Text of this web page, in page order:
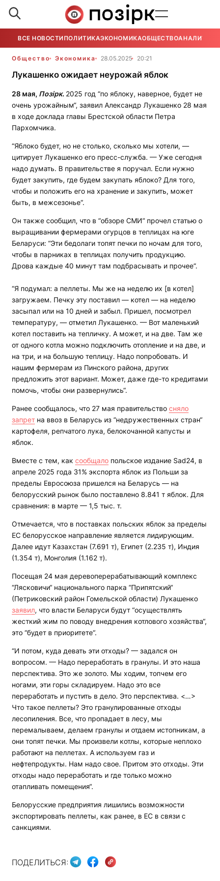
ВСЕ НОВОСТИ ПОЛИТИКАЭКОНОМИКАОБЩЕСТВОАНАЛИТИКА
Общество Экономика 28.05.2025 20:21
Лукашенко ожидает неурожай яблок
28 мая, Позірк. 2025 год “по яблоку, наверное, будет не
очень урожайным“, заявил Александр Лукашенко 28 мая
в ходе доклада главы Брестской области Петра
Пархомчика.
“Яблоко будет, но не столько, сколько мы хотели, —
цитирует Лукашенко его пресс-служба. — Уже сегодня
надо думать. В правительстве я поручал. Если нужно
будет закупить, где будем закупать яблоко? Для того,
чтобы и положить его на хранение и закупить, может
быть, в межсезонье“.
Он также сообщил, что в “обзоре СМИ“ прочел статью о
выращивании фермерами огурцов в теплицах на юге
Беларуси: “Эти бедолаги топят печки по ночам для того,
чтобы в парниках в теплицах получить продукцию.
Дрова каждые 40 минут там подбрасывать и прочее“.
“Я подумал: а пеллеты. Мы же на неделю их [в котел]
загружаем. Печку эту поставил — котел — на неделю
засыпал или на 10 дней и забыл. Пришел, посмотрел
температуру, — отметил Лукашенко. — Вот маленький
котел поставить на тепличку. А может, и на две. Там же
от одного котла можно подключить отопление и на две, и
на три, и на большую теплицу. Надо попробовать. И
нашим фермерам из Пинского района, других
предложить этот вариант. Может, даже где-то кредитами
помочь, чтобы они развернулись“.
Ранее сообщалось, что 27 мая правительство сняло
запрет на ввоз в Беларусь из “недружественных стран“
картофеля, репчатого лука, белокочанной капусты и
яблок.
Вместе с тем, как сообщало польское издание Sad24, в
апреле 2025 года 31% экспорта яблок из Польши за
пределы Евросоюза пришелся на Беларусь — на
белорусский рынок было поставлено 8.841 т яблок. Для
сравнения: в марте — 1,5 тыс. т.
Отмечается, что в поставках польских яблок за пределы
ЕС белорусское направление является лидирующим.
Далее идут Казахстан (7.691 т), Египет (2.235 т), Индия
(1.354 т), Монголия (1.162 т).
Посещая 24 мая деревоперерабатывающий комплекс
“Лясковичи“ национального парка “Припятский“
(Петриковский район Гомельской области) Лукашенко
заявил, что власти Беларуси будут “осуществлять
жесткий жим по поводу внедрения котлового хозяйства“,
это “будет в приоритете“.
“И потом, куда девать эти отходы? — задался он
вопросом. — Надо переработать в гранулы. И это наша
перспектива. Это же золото. Мы ходим, топчем его
ногами, эти горы складируем. Надо это все
переработать и пустить в дело. Это перспектива. <…>
Что такое пеллеты? Это гранулированные отходы
лесопиления. Все, что пропадает в лесу, мы
перемалываем, делаем гранулы и отдаем истопникам, а
они топят печки. Мы произвели котлы, которые неплохо
работают на пеллетах. А используем газ и
нефтепродукты. Нам надо свое. Притом это отходы. Эти
отходы надо переработать и где только можно
отапливать помещения“.
Белорусские предприятия лишились возможности
экспортировать пеллеты, как ранее, в ЕС в связи с
санкциями.
ПОДЕЛИТЬСЯ: